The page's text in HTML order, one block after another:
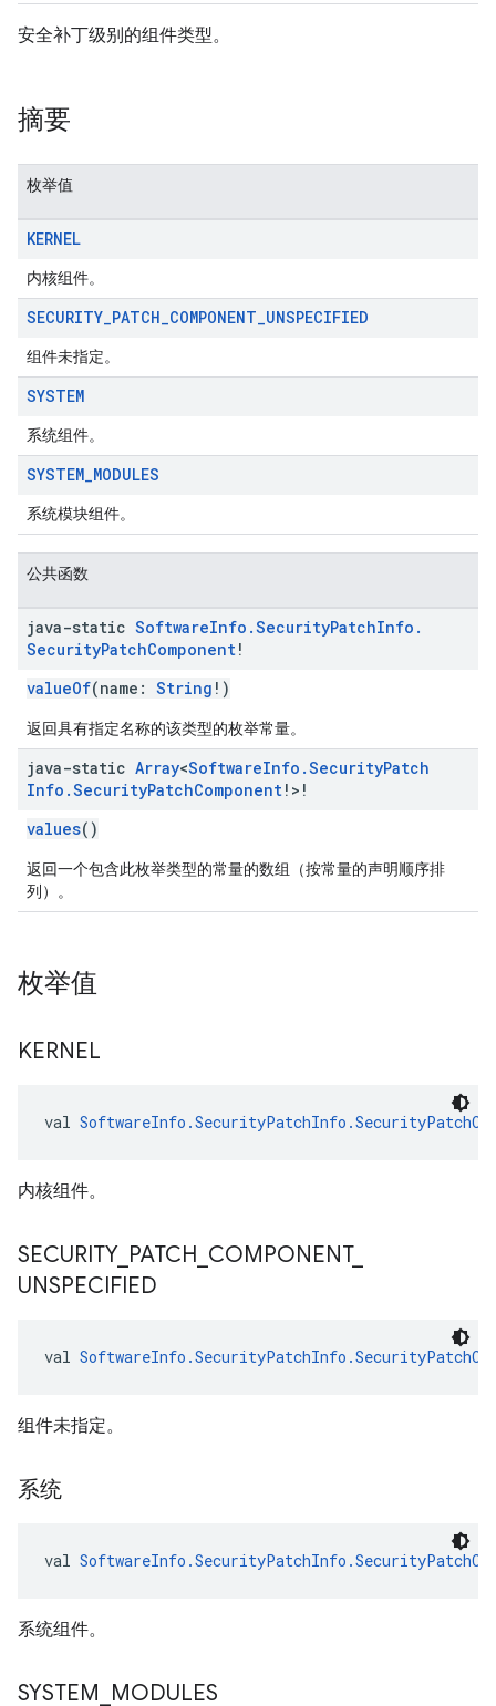
安全补丁级别的组件类型。
摘要
枚举值
KERNEL
内核组件。
SECURITY_PATCH_COMPONENT_UNSPECIFIED
组件未指定。
SYSTEM
系统组件。
SYSTEM_MODULES
系统模块组件。
公共函数
java-static SoftwareInfo .SecurityPatchInfo .
SecurityPatchComponent!
valueOf(name: String !)
返回具有指定名称的该类型的枚举常量。
java-static Array<SoftwareInfo .SecurityPatch
Info .SecurityPatchComponent!>!
values()
返回一个包含此枚举类型的常量的数组（按常量的声明顺序排
列）。
枚举值
KERNEL
val
内核组件。
SECURITY_ PATCH COMPONENT_
UNSPECIFIED
val
组件未指定。
系统
val
系统组件。
SYSTEM MODULES